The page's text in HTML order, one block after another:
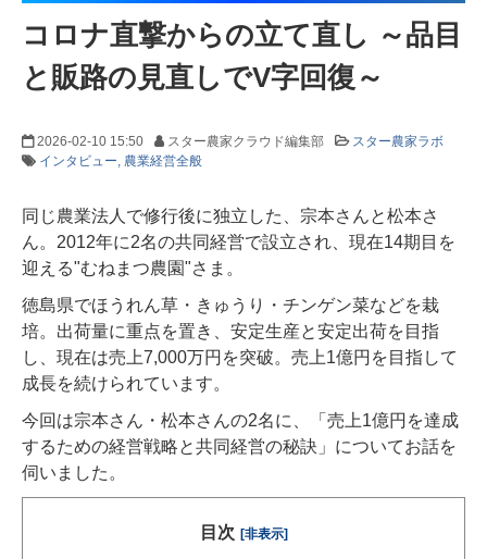
コロナ直撃からの立て直し ～品目
と販路の見直しでV字回復～
2026-02-10 15:50 スター農家クラウド編集部
スター農家ラボ
インタビュー 農業経営全般
同じ農業法人で修行後に独立した、宗本さんと松本さ
ん。2012年に2名の共同経営で設立され、現在14期目を
迎える"むねまつ農園"さま。
徳島県でほうれん草・きゅうり・チンゲン菜などを栽
培。出荷量に重点を置き、安定生産と安定出荷を目指
し、現在は売上7,000万円を突破。売上1億円を目指して
成長を続けられています。
今回は宗本さん・松本さんの2名に、「売上1億円を達成
するための経営戦略と共同経営の秘訣」についてお話を
伺いました。
目次 [非表示]